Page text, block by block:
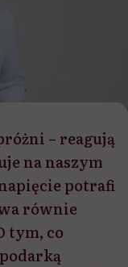
– reagują
na naszym
potrafi
równie
tym, co